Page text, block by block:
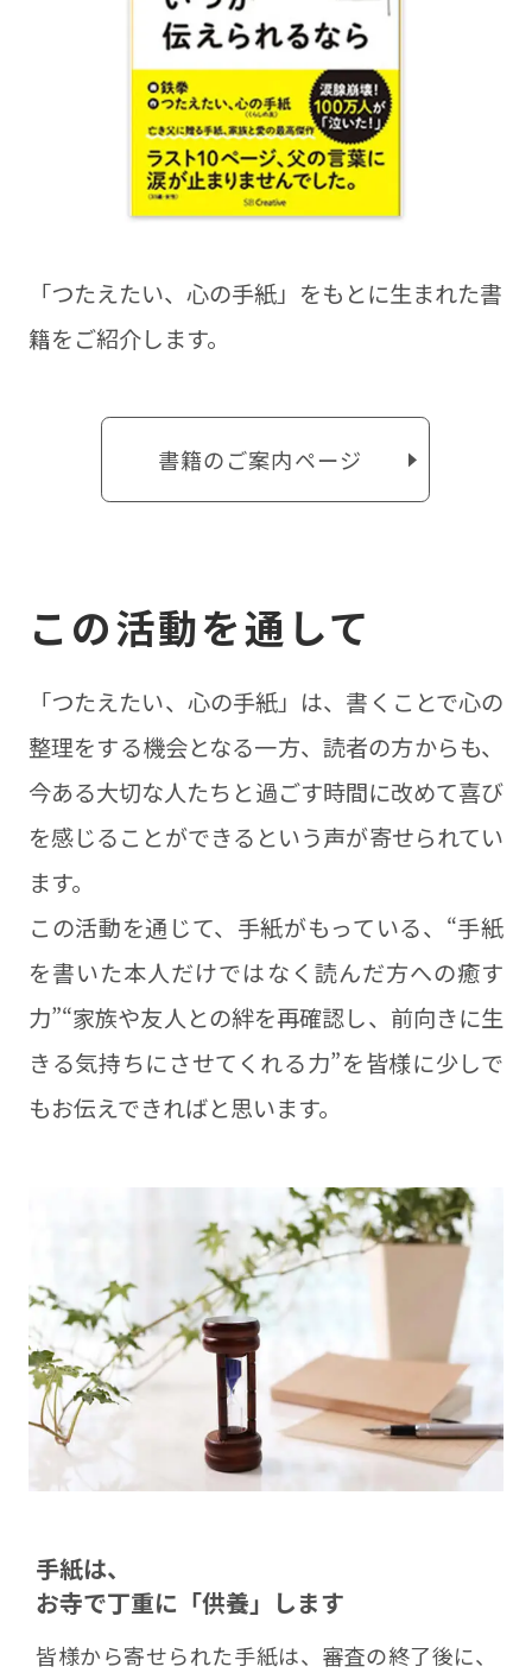
「つたえたい、⼼の⼿紙」をもとに⽣まれた書
籍をご紹介します。
書籍のご案内ページ
この活動を通して
「つたえたい、心の手紙」は、書くことで心の
整理をする機会となる一方、読者の方からも、
今ある大切な人たちと過ごす時間に改めて喜び
を感じることができるという声が寄せられてい
ます。
この活動を通じて、手紙がもっている、“手紙
を書いた本人だけではなく読んだ方への癒す
力”“家族や友人との絆を再確認し、前向きに生
きる気持ちにさせてくれる力”を皆様に少しで
もお伝えできればと思います。
⼿紙は、
お寺で丁重に「供養」します
皆様から寄せられた手紙は、審査の終了後に、